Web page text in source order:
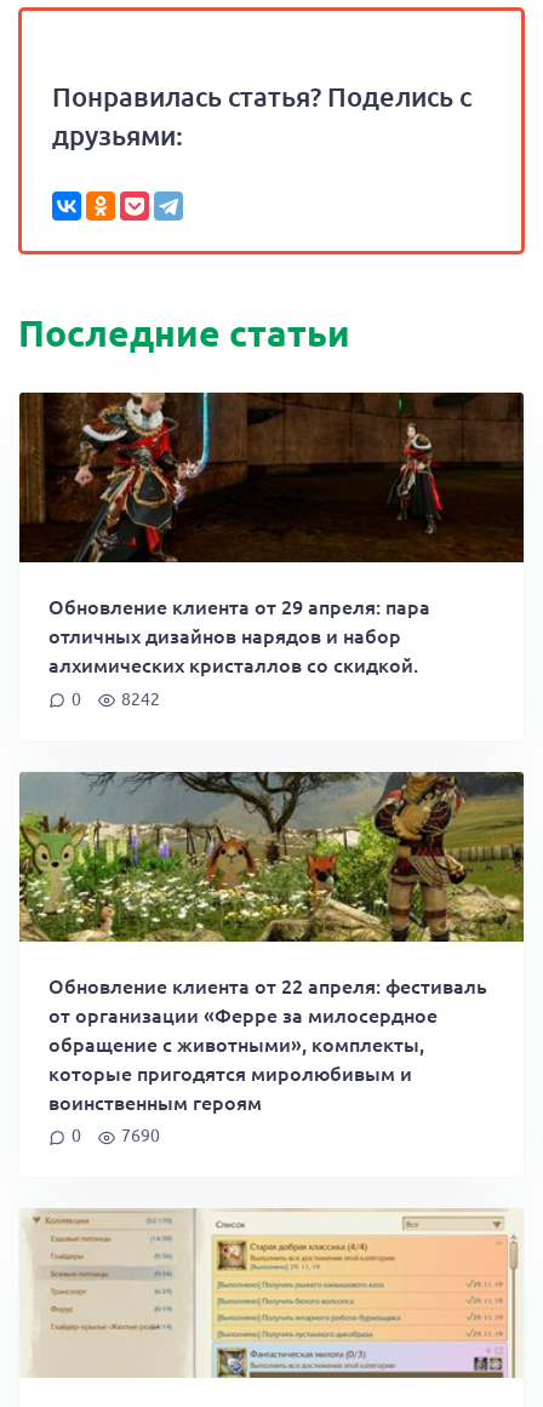
Понравилась статья? Поделись с
друзьями:
Последние статьи
Обновление клиента от 29 апреля: пара
отличных дизайнов нарядов и набор
алхимических кристаллов со скидкой.
0 8242
Обновление клиента от 22 апреля: фестиваль
от организации «Ферре за милосердное
обращение с животными», комплекты,
которые пригодятся миролюбивым и
воинственным героям
0 7690